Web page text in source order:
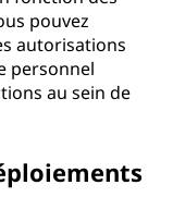
pouvez
autorisations
personnel
au sein de